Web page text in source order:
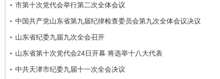
市第十次党代会举行第二次全体会议
中国共产党山东省第九届纪律检查委员会第九次全体会议决议
山东省纪委九届九次全会召开
山东省第十次党代会24日开幕 将选举十八大代表
中共天津市纪委九届十一次全会决议